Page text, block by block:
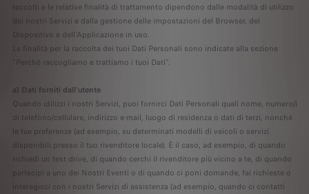
raccolti e le relative finalità di trattamento dipendono dalle modalità di utilizzo
dei nostri Servizi e dalla gestione delle impostazioni del Browser, del
Dispositivo e dell'Applicazione in uso.
Le finalità per la raccolta dei tuoi Dati Personali sono indicate alla sezione
"Perché raccogliamo e trattiamo i tuoi Dati".
a) Dati forniti dall'utente
Quando utilizzi i nostri Servizi, puoi fornirci Dati Personali quali nome, numero/i
di telefono/cellulare, indirizzo e-mail, luogo di residenza o dati di terzi, nonché
le tue preferenze (ad esempio, su determinati modelli di veicoli o servizi
disponibili presso il tuo rivenditore locale). È il caso, ad esempio, di quando
richiedi un test drive, di quando cerchi il rivenditore più vicino a te, di quando
partecipi a uno dei Nostri Eventi o di quando ci poni domande, fai richieste o
interagisci con i nostri Servizi di assistenza (ad esempio, quando ci contatti